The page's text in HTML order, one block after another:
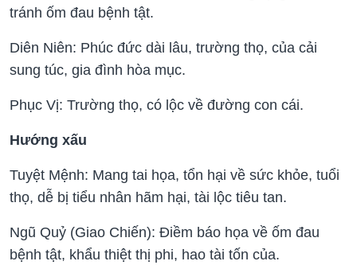
tránh ốm đau bệnh tật.
Diên Niên: Phúc đức dài lâu, trường thọ, của cải
sung túc, gia đình hòa mục.
Phục Vị: Trường thọ, có lộc về đường con cái.
Hướng xấu
Tuyệt Mệnh: Mang tai họa, tổn hại về sức khỏe, tuổi
thọ, dễ bị tiểu nhân hãm hại, tài lộc tiêu tan.
Ngũ Quỷ (Giao Chiến): Điềm báo họa về ốm đau
bệnh tật, khẩu thiệt thị phi, hao tài tốn của.